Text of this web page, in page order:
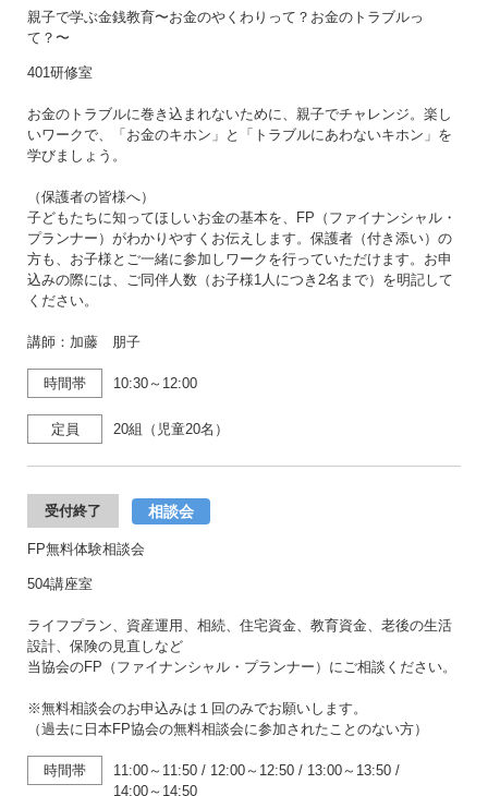
親子で学ぶ金銭教育〜お金のやくわりって？お金のトラブルっ
て？〜
401研修室
お金のトラブルに巻き込まれないために、親子でチャレンジ。楽し
いワークで、「お金のキホン」と「トラブルにあわないキホン」を
学びましょう。
（保護者の皆様へ）
子どもたちに知ってほしいお金の基本を、FP（ファイナンシャル・
プランナー）がわかりやすくお伝えします。保護者（付き添い）の
方も、お子様とご一緒に参加しワークを行っていただけます。お申
込みの際には、ご同伴人数（お子様1人につき2名まで）を明記して
ください。
講師：加藤 朋子
時間帯 10:30～12:00
定員 20組（児童20名）
受付終了 相談会
FP無料体験相談会
504講座室
ライフプラン、資産運用、相続、住宅資金、教育資金、老後の生活
設計、保険の見直しなど
当協会のFP（ファイナンシャル・プランナー）にご相談ください。
※無料相談会のお申込みは１回のみでお願いします。
（過去に日本FP協会の無料相談会に参加されたことのない方）
時間帯 11:00～11:50 / 12:00～12:50 / 13:00～13:50 /
14:00～14:50